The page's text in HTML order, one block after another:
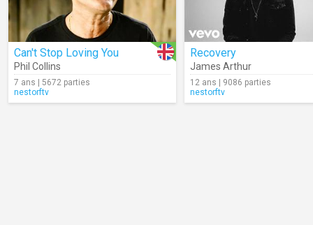
Can't Stop Loving You
Phil Collins
7 ans | 5672 parties
nestorftv
Recovery
James Arthur
12 ans | 9086 parties
nestorftv